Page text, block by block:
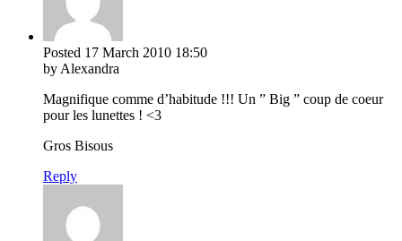
Posted 17 March 2010 18:50
by Alexandra
Magnifique comme d’habitude !!! Un ” Big ” coup de coeur
pour les lunettes ! <3
Gros Bisous
Reply